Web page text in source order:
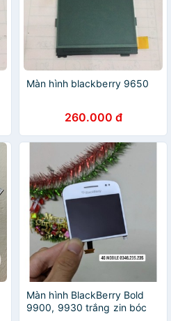
Màn hình blackberry 9650
260.000 đ
Màn hình BlackBerry Bold
9900, 9930 trắng zin bóc